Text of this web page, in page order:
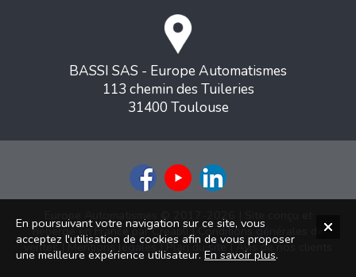
BASSI SAS - Europe Automatismes
113 chemin des Tuileries
31400 Toulouse
Europe Automatismes © 2017-2026 | Site conçu et
hébergé en France parCreapli| Conditions générales de
ventes|Mentions légales|Plan du site|Avis de nos clients
En poursuivant votre navigation sur ce site, vous
acceptez l'utilisation de cookies afin de vous proposer
une meilleure expérience utilisateur. En savoir plus.